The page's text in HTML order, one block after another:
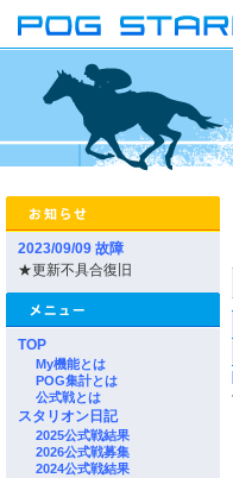
2023/09/09 故障
★更新不具合復旧
TOP
My機能とは
POG集計とは
公式戦とは
スタリオン日記
2025公式戦結果
2026公式戦募集
2024公式戦結果